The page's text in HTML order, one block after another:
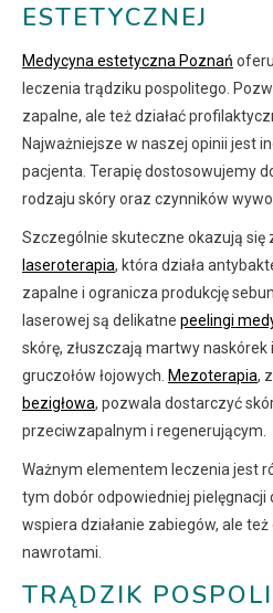
ESTETYCZNEJ
Medycyna estetyczna Poznań
leczenia trądziku pospolitego.
zapalne, ale też działać
Najważniejsze w naszej opinii jest
pacjenta. Terapię dostosowujemy
rodzaju skóry oraz czynników
Szczególnie skuteczne okazują się
laseroterapia, która działa
zapalne i ogranicza produkcję
laserowej są delikatne peelingi
skórę, złuszczają martwy naskórek
gruczołów łojowych. Mezoterapia,
bezigłowa, pozwala dostarczyć
przeciwzapalnym i regenerującym.
Ważnym elementem leczenia jest
tym dobór odpowiedniej pielęgnacji
wspiera działanie zabiegów, ale
nawrotami.
TRĄDZIK